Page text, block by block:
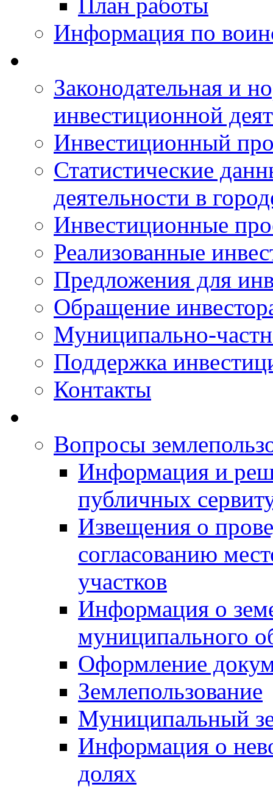
Информация по
Законодательная и
инвестиционной
Инвестиционный
Статистические
деятельности в
Инвестиционные
Реализованные
Предложения для
Обращение
Муниципально-
Поддержка
Контакты
Вопросы
Информация и
публичных
Извещения о
согласованию
участков
Информация о
муниципального
Оформление
Землепользование
Муниципальный
Информация о
долях